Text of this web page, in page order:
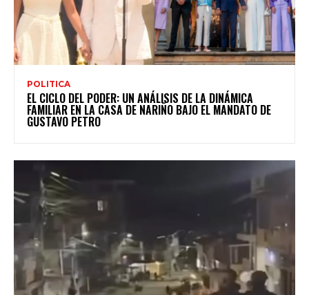
POLITICA
EL CICLO DEL PODER: UN ANÁLISIS DE LA DINÁMICA
FAMILIAR EN LA CASA DE NARIÑO BAJO EL MANDATO DE
GUSTAVO PETRO